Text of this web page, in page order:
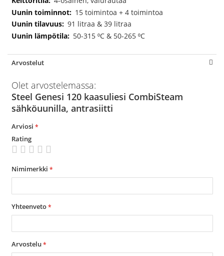
15 toimintoa + 4 toimintoa
91 litraa & 39 litraa
50-315 ⁰C & 50-265 ⁰C
Arvostelut
Olet arvostelemassa:
Steel Genesi 120 kaasuliesi CombiSteam
sähköuunilla, antrasiitti
Arviosi
Rating
star
stars
stars
stars
stars
Nimimerkki
Yhteenveto
Arvostelu